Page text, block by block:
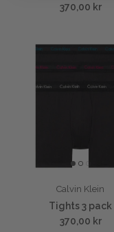
370,00 kr
Calvin Klein
Tights 3 pack
370,00 kr